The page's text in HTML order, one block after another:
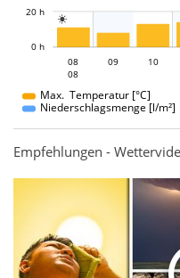

0 h
20 h
08
08
09 10
Max. Temperatur [°C]
Niederschlagsmenge [l/m²]
Empfehlungen -